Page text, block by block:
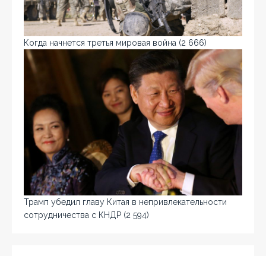
Когда начнется третья мировая война (2 666)
Трамп убедил главу Китая в непривлекательности
сотрудничества с КНДР (2 594)